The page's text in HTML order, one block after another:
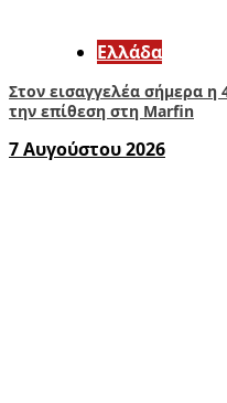
Ελλάδα
Στον εισαγγελέα σήμερα η
την επίθεση στη Marfin
7 Αυγούστου 2026